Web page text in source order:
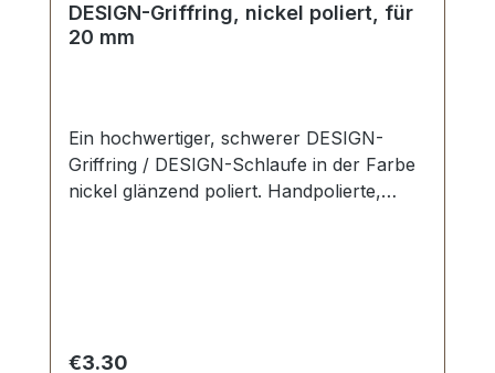
DESIGN-Griffring, nickel poliert, für
20 mm
Ein hochwertiger, schwerer DESIGN-
Griffring / DESIGN-Schlaufe in der Farbe
nickel glänzend poliert. Handpolierte,
Regular price:
€3.30